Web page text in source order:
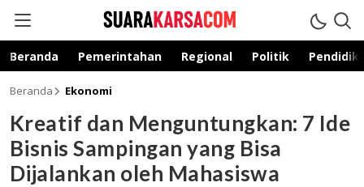
suarakarsa.com
Informasi terpercaya
Beranda Pemerintahan Regional Politik
Beranda Ekonomi
Kreatif dan Menguntungkan: 7 Ide
Bisnis Sampingan yang Bisa
Dijalankan oleh Mahasiswa